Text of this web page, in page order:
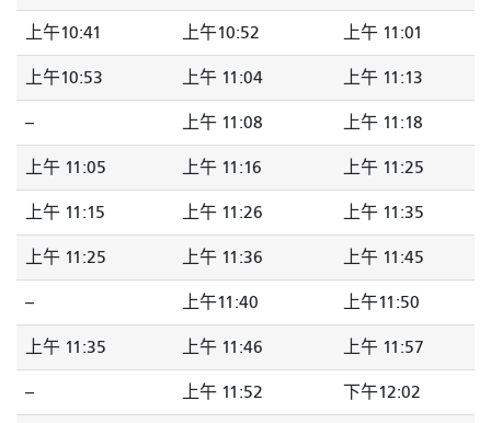
上午10:41 上午10:52 上午 11:01
上午10:53 上午 11:04 上午 11:13
-- 上午 11:08 上午 11:18
上午 11:05 上午 11:16 上午 11:25
上午 11:15 上午 11:26 上午 11:35
上午 11:25 上午 11:36 上午 11:45
-- 上午11:40 上午11:50
上午 11:35 上午 11:46 上午 11:57
-- 上午 11:52 下午12:02